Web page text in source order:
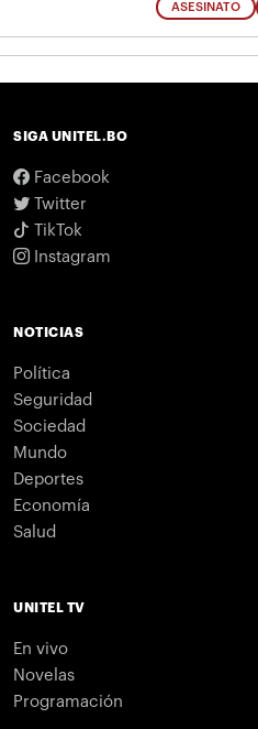
ASESINATO
SIGA UNITEL.BO
Facebook
Twitter
TikTok
Instagram
NOTICIAS
Política
Seguridad
Sociedad
Mundo
Deportes
Economía
Salud
UNITEL TV
En vivo
Novelas
Programación